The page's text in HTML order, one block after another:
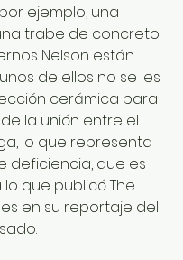
ejemplo, una
trabe de concreto
Nelson están
de ellos no se les
cerámica para
la unión entre el
lo que representa
deficiencia, que es
que publicó The
en su reportaje del